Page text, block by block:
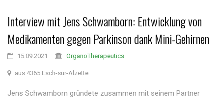
Interview mit Jens Schwamborn: Entwicklung von
Medikamenten gegen Parkinson dank Mini-Gehirnen
15.09.2021 OrganoTherapeutics
aus 4365 Esch-sur-Alzette
Jens Schwamborn gründete zusammen mit seinem Partner